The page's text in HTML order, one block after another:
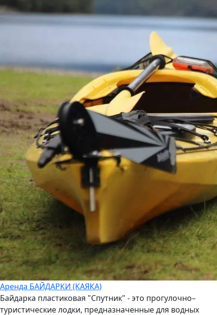
Аренда БАЙДАРКИ (КАЯКА)
Байдарка пластиковая "Спутник" - это прогулочно–
туристические лодки, предназначенные для водных